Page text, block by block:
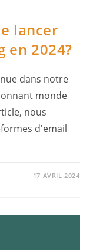
lancer
en 2024?
dans notre
monde
nous
d'email
17 AVRIL 2024